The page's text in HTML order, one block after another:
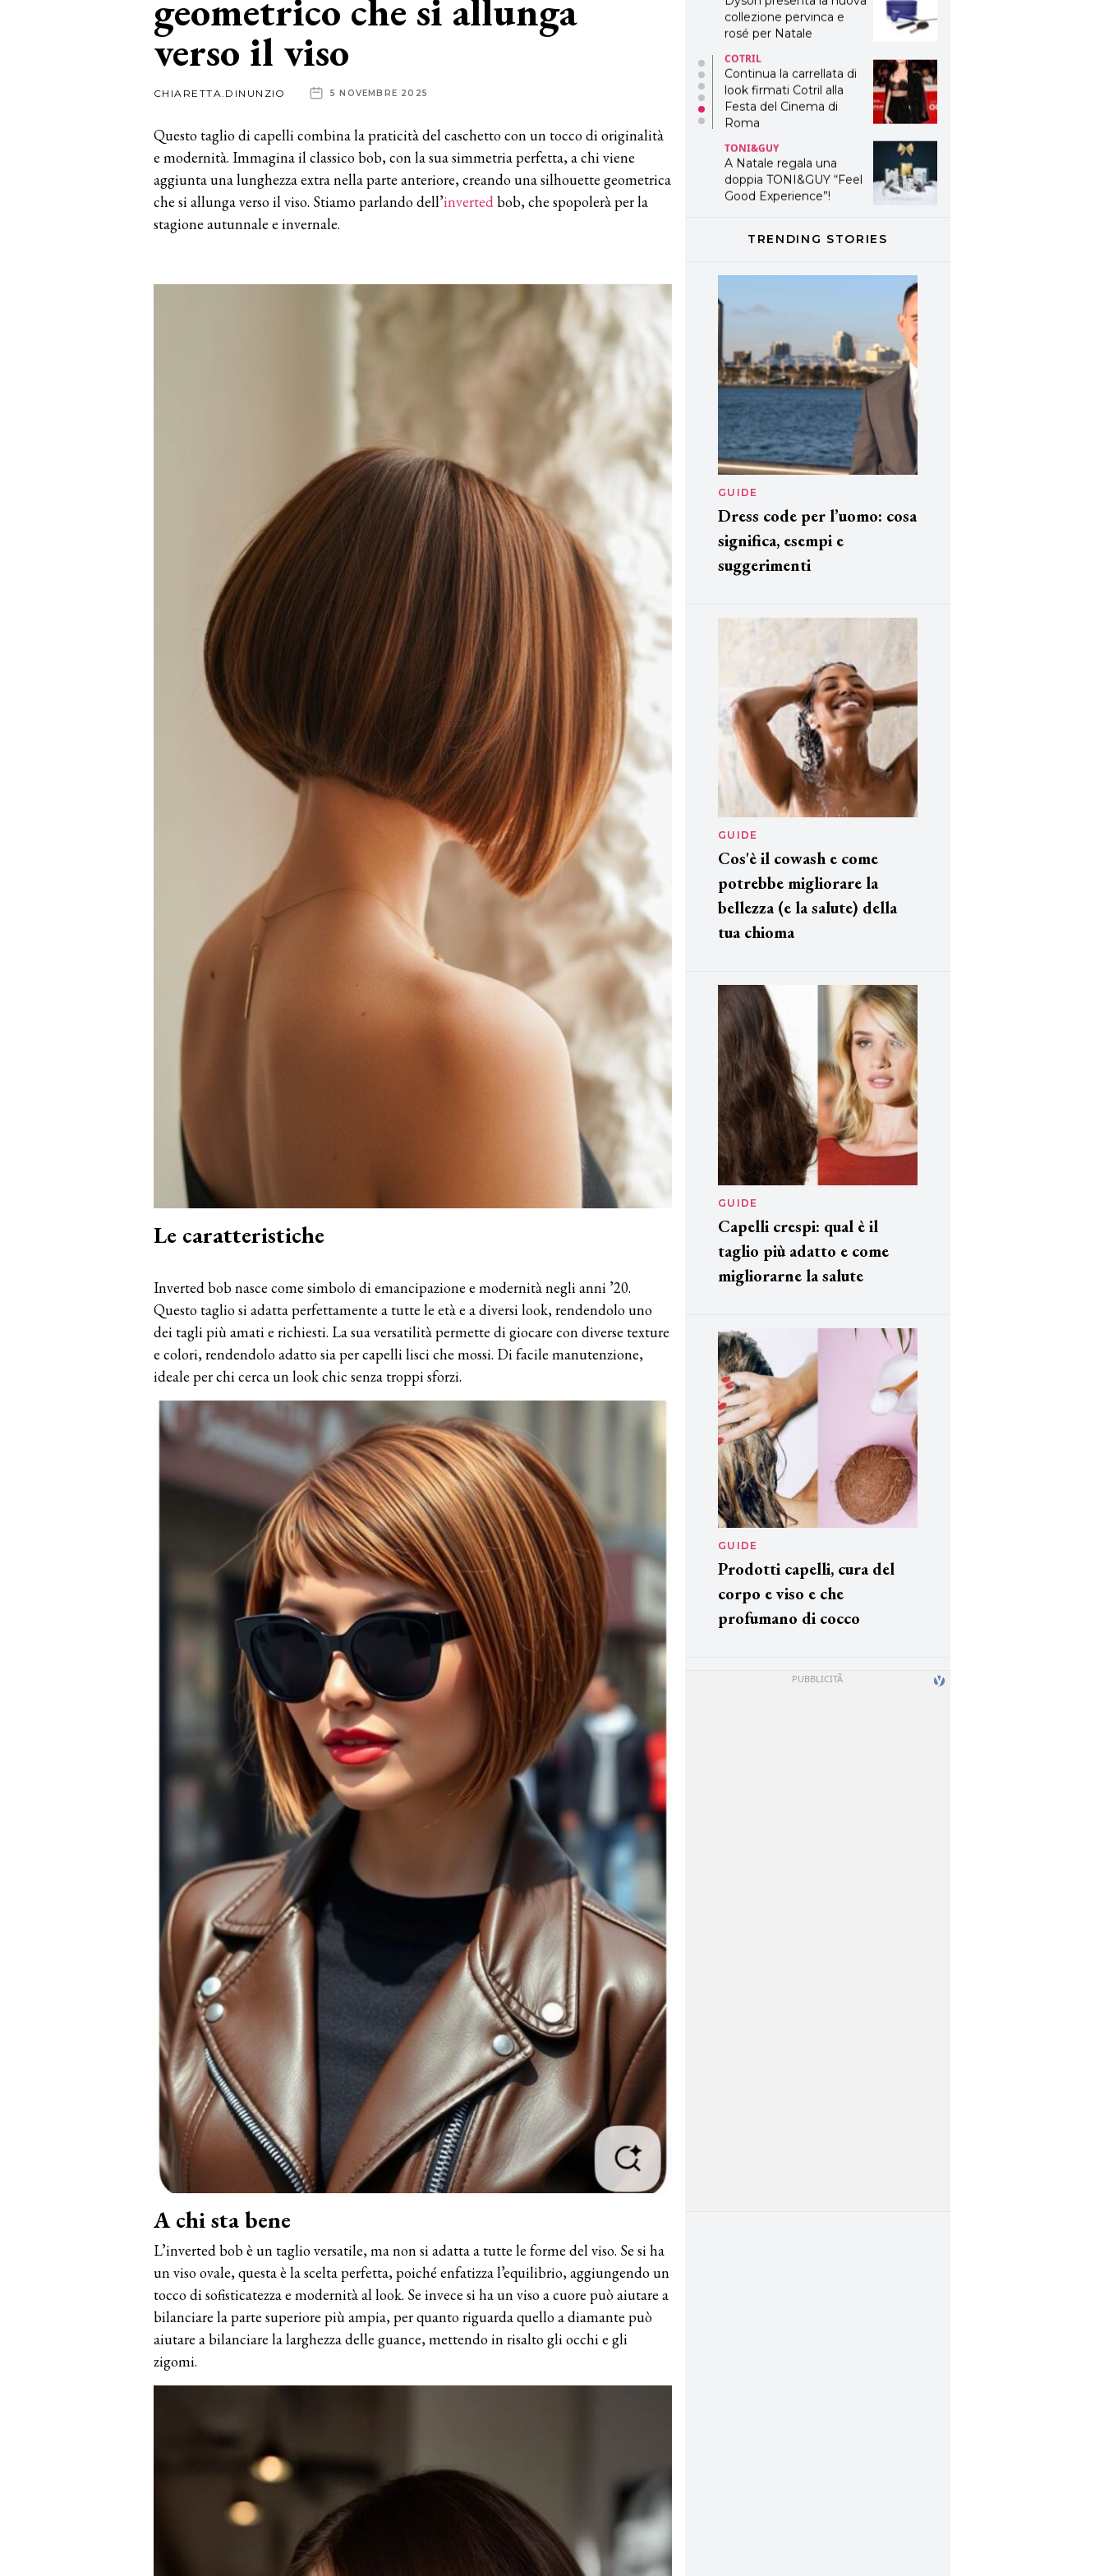
geometrico che si allunga
verso il viso
CHIARETTA.DINUNZIO 5 NOVEMBRE 2025
Questo taglio di capelli combina la praticità del caschetto con un tocco di originalità
e modernità. Immagina il classico bob, con la sua simmetria perfetta, a chi viene
aggiunta una lunghezza extra nella parte anteriore, creando una silhouette geometrica
che si allunga verso il viso. Stiamo parlando dell’inverted bob, che spopolerà per la
stagione autunnale e invernale.
Le caratteristiche
Inverted bob nasce come simbolo di emancipazione e modernità negli anni ’20.
Questo taglio si adatta perfettamente a tutte le età e a diversi look, rendendolo uno
dei tagli più amati e richiesti. La sua versatilità permette di giocare con diverse texture
e colori, rendendolo adatto sia per capelli lisci che mossi. Di facile manutenzione,
ideale per chi cerca un look chic senza troppi sforzi.
A chi sta bene
L’inverted bob è un taglio versatile, ma non si adatta a tutte le forme del viso. Se si ha
un viso ovale, questa è la scelta perfetta, poiché enfatizza l’equilibrio, aggiungendo un
tocco di sofisticatezza e modernità al look. Se invece si ha un viso a cuore può aiutare a
bilanciare la parte superiore più ampia, per quanto riguarda quello a diamante può
aiutare a bilanciare la larghezza delle guance, mettendo in risalto gli occhi e gli
zigomi.
collezione pervinca e
rosé per Natale
COTRIL
Continua la carrellata di
look firmati Cotril alla
Festa del Cinema di
Roma
TONI&GUY
A Natale regala una
doppia TONI&GUY “Feel
Good Experience”!
LABEL.M lancia la sua
DAVINES
cofanetti beauty preziosi
per un regalo adatto ad
ogni capello
TRENDING STORIES
GUIDE
Dress code per l’uomo: cosa
significa, esempi e
suggerimenti
GUIDE
Cos'è il cowash e come
potrebbe migliorare la
bellezza (e la salute) della
tua chioma
GUIDE
Capelli crespi: qual è il
taglio più adatto e come
migliorarne la salute
GUIDE
Prodotti capelli, cura del
corpo e viso e che
profumano di cocco